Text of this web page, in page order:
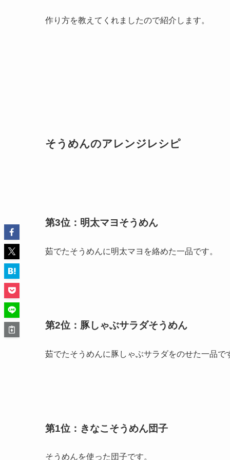
作り方を教えてくれましたので紹介します。
そうめんのアレンジレシピ
第3位：明太マヨそうめん
茹でたそうめんに明太マヨを絡めた一品です。
第2位：豚しゃぶサラダそうめん
茹でたそうめんに豚しゃぶサラダをのせた一品で
第1位：きなこそうめん団子
そうめんを使った団子です。